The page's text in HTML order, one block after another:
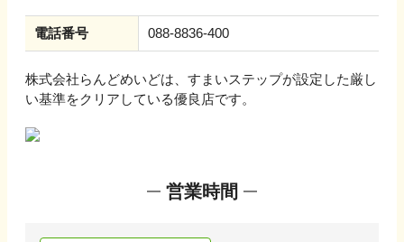
電話番号 088-8836-400
株式会社らんどめいどは、すまいステップが設定した厳し
い基準をクリアしている優良店です。
営業時間